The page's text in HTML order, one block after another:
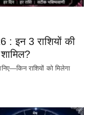
इन 3 राशियों की
राशियों को मिलेगा